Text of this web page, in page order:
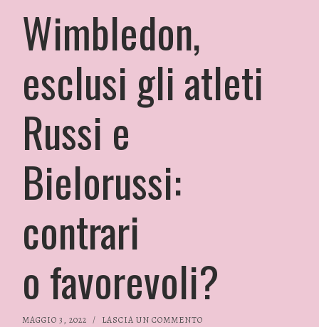
Wimbledon,
esclusi gli atleti
Russi e
Bielorussi:
contrari
o favorevoli?
MAGGIO 3, 2022 / LASCIA UN COMMENTO